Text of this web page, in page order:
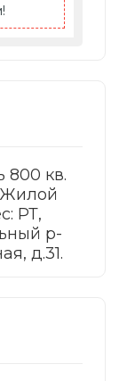
800 кв.
Жилой
РТ,
р-
д.31.